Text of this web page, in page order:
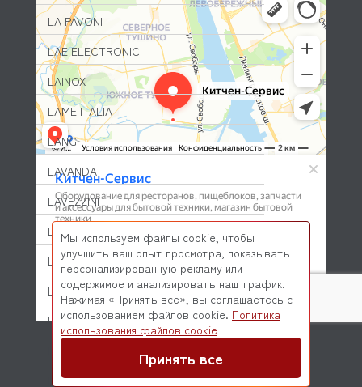
LA PAVONI
LAE ELECTRONIC
LAINOX
LAME ITALIA
LANG
LAVANDA
LAVEZZINI
LF
LGB
LIEBHERR
LILLY CODROIPO
LINCAT
© 2026 Kitchen-Service.com Интернет-магазин запчастей
и оборудования профессиональной кухни
Мы используем файлы cookie, чтобы
улучшить ваш опыт просмотра, показывать
персонализированную рекламу или
содержимое и анализировать наш трафик.
Нажимая «Принять все», вы соглашаетесь с
использованием файлов cookie. Политика
использования файлов cookie
Принять все